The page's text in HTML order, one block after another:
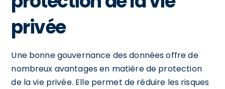
privée
Une bonne gouvernance des données offre de
nombreux avantages en matière de protection
de la vie privée. Elle permet de réduire les risques